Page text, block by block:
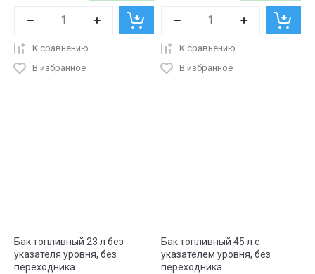
К сравнению
В избранное
К сравнению
В избранное
Бак топливный 23 л без
указателя уровня, без
переходника
Бак топливный 45 л с
указателем уровня, без
переходника